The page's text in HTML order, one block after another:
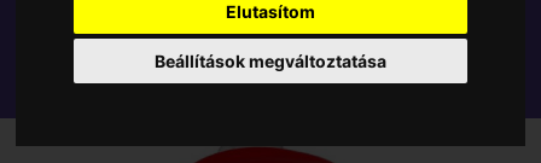
Elutasítom
Beállítások megváltoztatása